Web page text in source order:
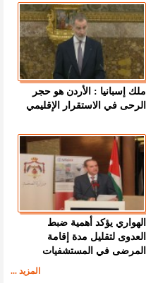
ملك إسبانيا : الأردن هو حجر
الرحى في الاستقرار الإقليمي
الهواري يؤكد أهمية ضبط
العدوى لتقليل مدة إقامة
المرضى في المستشفيات
المزيد ...